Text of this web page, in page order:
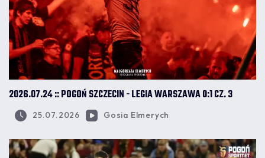
2026.07.24 :: POGOŃ SZCZECIN - LEGIA WARSZAWA 0:1 CZ. 3
25.07.2026 Gosia Elmerych